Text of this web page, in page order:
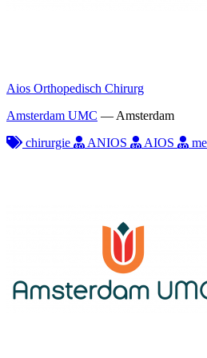
Aios Orthopedisch Chirurg
Amsterdam UMC — Amsterdam
chirurgie
ANIOS AIOS